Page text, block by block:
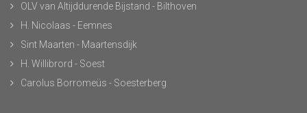
OLV van Altijddurende Bijstand - Bilthoven
H. Nicolaas - Eemnes
Sint Maarten - Maartensdijk
H. Willibrord - Soest
Carolus Borromeüs - Soesterberg